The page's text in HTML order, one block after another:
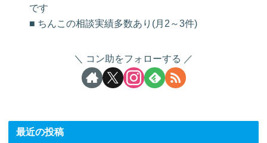
です
■ ちんこの相談実績多数あり(月2～3件)
コン助をフォローする
最近の投稿